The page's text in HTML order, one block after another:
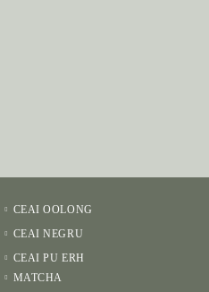
CEAI OOLONG
CEAI NEGRU
CEAI PU ERH
MATCHA